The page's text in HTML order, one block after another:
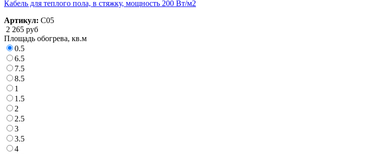
Кабель для теплого пола, в стяжку, мощность 200 Вт/м2
Артикул: С05
2 265 руб
Площадь обогрева, кв.м
0.5
6.5
7.5
8.5
1
1.5
2
2.5
3
3.5
4